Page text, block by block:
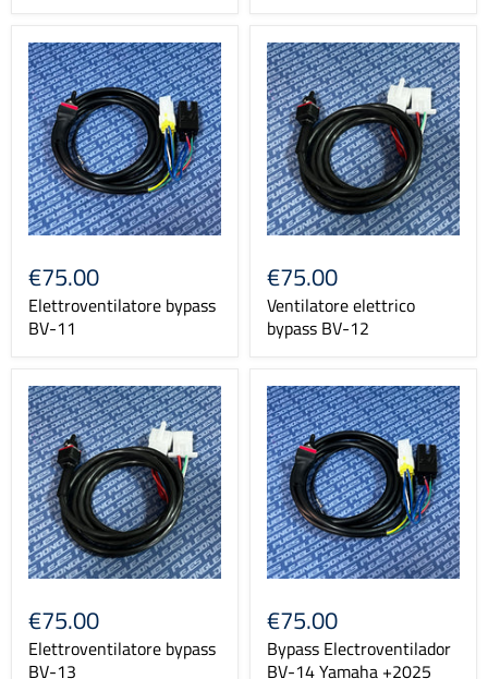
€75.00
Elettroventilatore bypass
BV-11
€75.00
Ventilatore elettrico
bypass BV-12
€75.00
Elettroventilatore bypass
BV-13
€75.00
Bypass Electroventilador
BV-14 Yamaha +2025